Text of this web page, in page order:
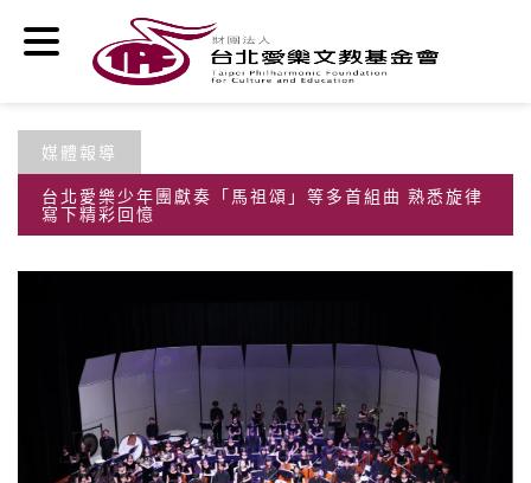
媒體報導
台北愛樂少年團獻奏「馬祖頌」等多首組曲 熟悉旋律
寫下精彩回憶